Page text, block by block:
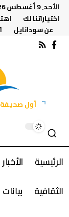
الأحد, 9 أغسطس 2026
اختياراتنا لك
عن سودانايل
أول صحيفة
الرئيسية الأخبار
الثقافية
بيانات